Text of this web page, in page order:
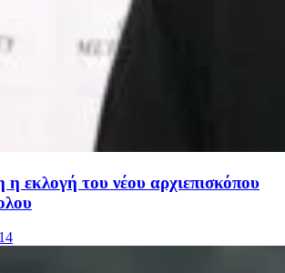
η εκλογή του νέου αρχιεπισκόπου